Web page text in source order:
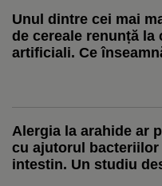
Unul dintre cei mai
de cereale renunță la
artificiali. Ce
Alergia la arahide ar
cu ajutorul bacteriilor
intestin. Un studiu